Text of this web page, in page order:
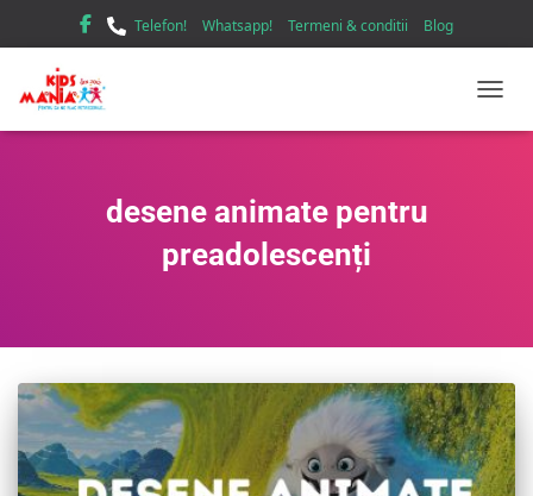
Telefon! Whatsapp! Termeni & conditii Blog
desene animate pentru
preadolescenți